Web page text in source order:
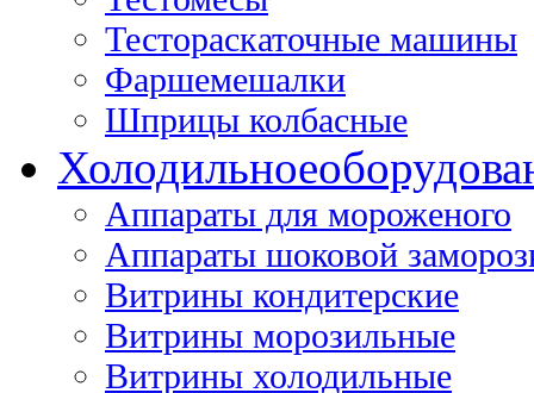
Тестораскаточные машины
Фаршемешалки
Шприцы колбасные
Холодильное
Аппараты для мороженого
Аппараты шоковой
Витрины кондитерские
Витрины морозильные
Витрины холодильные